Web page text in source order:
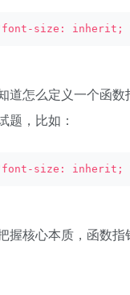
size: inherit;
道怎么定义一个函
题，比如：
size: inherit;
核心本质，函数指